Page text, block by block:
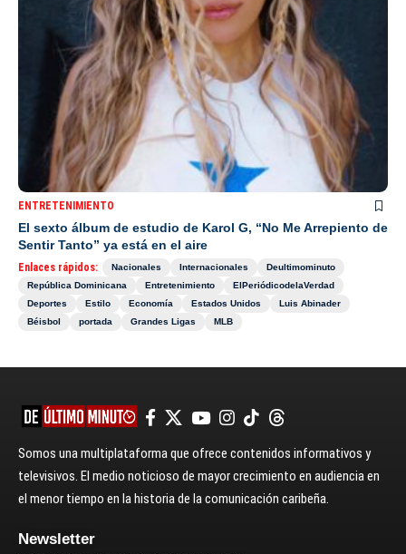
ENTRETENIMIENTO
El sexto álbum de estudio de Karol G, “No Me Arrepiento de
Sentir Tanto” ya está en el aire
Enlaces rápidos: Nacionales Internacionales
Deultimominuto
República Dominicana
Entretenimiento
ElPeriódicodelaVerdad
Deportes
Estilo Economía Estados Unidos
Luis Abinader
Béisbol
portada Grandes Ligas MLB
Somos una multiplataforma que ofrece contenidos informativos y
televisivos. El medio noticioso de mayor crecimiento en audiencia en
el menor tiempo en la historia de la comunicación caribeña.
Newsletter